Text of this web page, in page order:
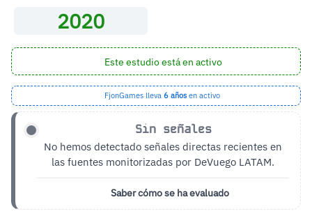
2020
Este estudio está en activo
FjonGames lleva 6 añosen activo
Sin señales
No hemos detectado señales directas recientes en
las fuentes monitorizadas por DeVuego LATAM.
Saber cómo se ha evaluado